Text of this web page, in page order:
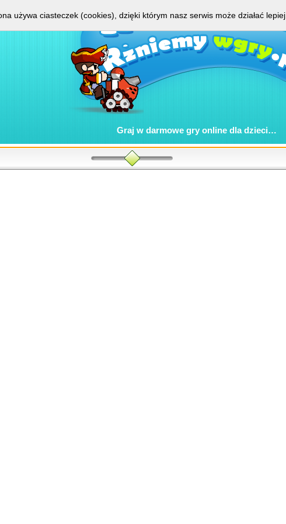
Graj w darmowe gry online dla dzieci…
używa ciasteczek (cookies), dzięki którym nasz serwis może działać lepiej.